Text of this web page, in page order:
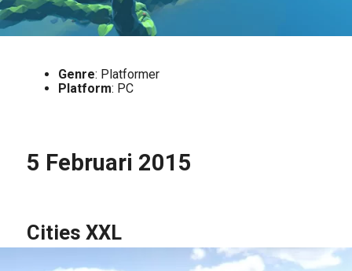
Genre: Platformer
Platform: PC
5 Februari 2015
Cities XXL